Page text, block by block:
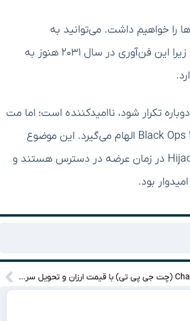
را خواهیم داشت. می‌توانید به
سمت یک دیوار رفته و از روی آن بپرید، اما جت‌پکی در کار نیست. زیرا این فن‌آوری در سال ۲۰۳۱ هنوز به
تکرار شود، ناامیدکننده است؛ اما مت
اسکرونس می‌گوید که Black Ops ۷ تا حد زیادی از بهترین المان‌های Black Ops ۲ الهام می‌گیرد. این موضوع
مربوط به نقشه‌های بازی است و گویا سه نقشه Raid، Express و Hijacked در زمان عرضه در دسترس هستند و
خرید اکانت Chatgpt (چت جی پی تی) با قیمت ارزان و تحویل سریع از دایمند لند